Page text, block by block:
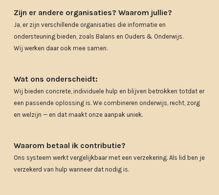
Zijn er andere organisaties? Waarom jullie?
Ja, er zijn verschillende organisaties die informatie en
ondersteuning bieden, zoals Balans en Ouders & Onderwijs.
Wij werken daar ook mee samen.
Wat ons onderscheidt:
Wij bieden concrete, individuele hulp en blijven betrokken totdat er
een passende oplossing is. We combineren onderwijs, recht, zorg
en welzijn — en dat maakt onze aanpak uniek.
Waarom betaal ik contributie?
Ons systeem werkt vergelijkbaar met een verzekering.Als lid ben je
verzekerd van hulp wanneer dat nodig is.